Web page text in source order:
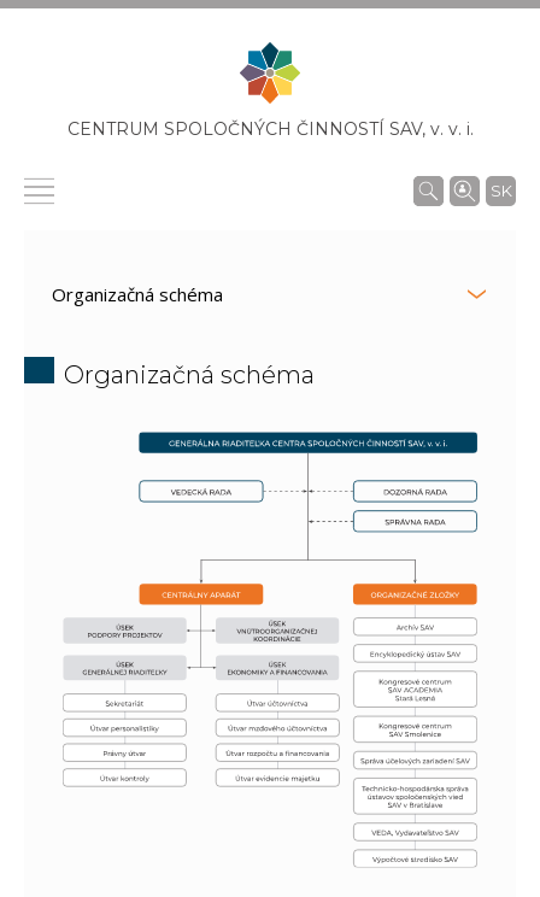
CENTRUM SPOLOČNÝCH ČINNOSTÍ SAV, v. v. i.
SK
Organizačná schéma